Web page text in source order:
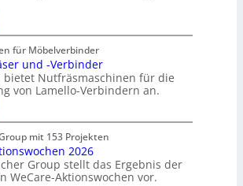
für Möbelverbinder
und -Verbinder
bietet Nutfräsmaschinen für die
von Lamello-Verbindern an.
mit 153 Projekten
2026
Group stellt das Ergebnis der
WeCare-Aktionswochen vor.